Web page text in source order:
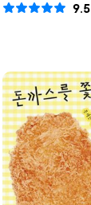
9.5